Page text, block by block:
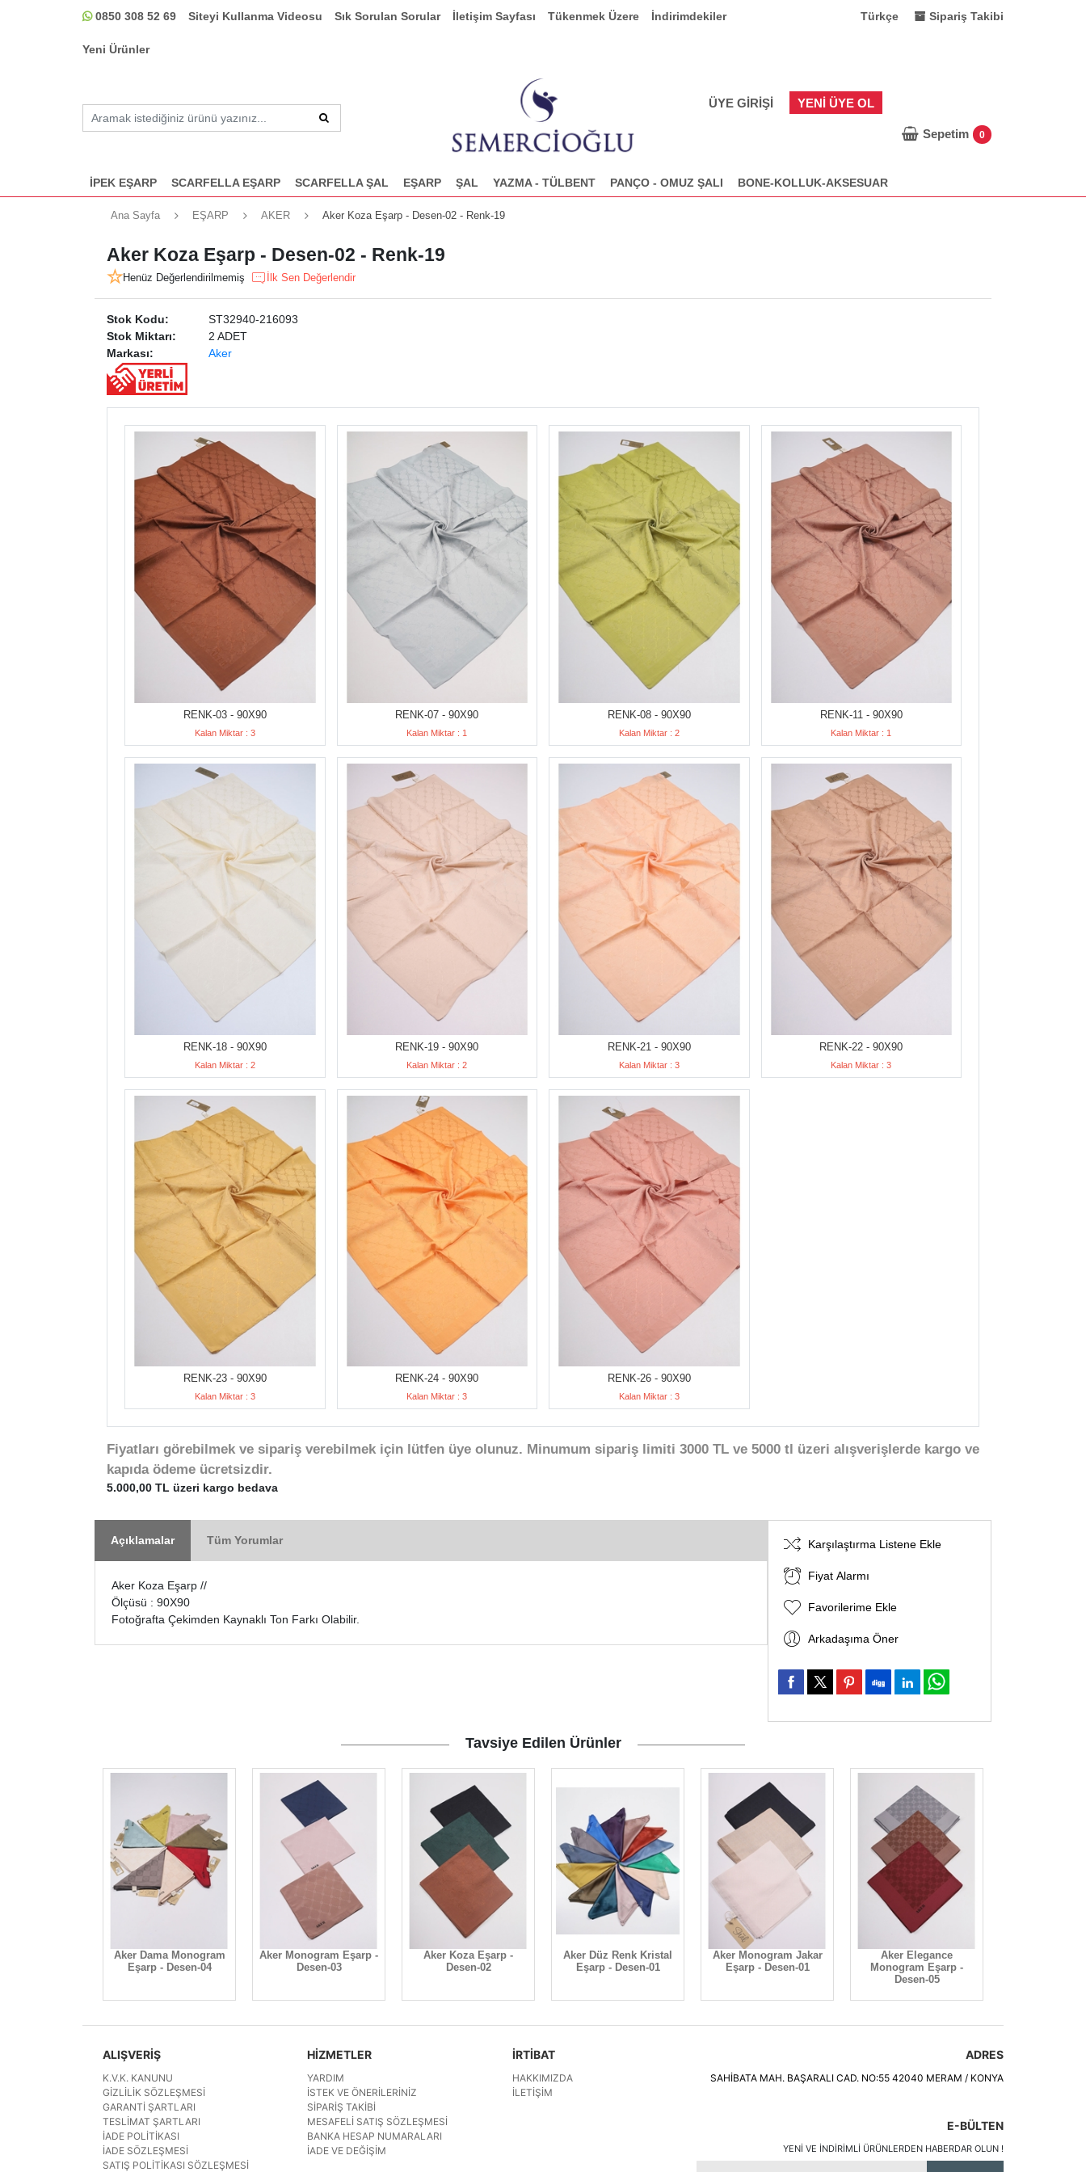
0850 308 52 69 Siteyi Kullanma Videosu Sık Sorulan Sorular İletişim Sayfası Tükenmek Üzere İndirimdekiler
Yeni Ürünler
Sipariş Takibi
Türkçe
ÜYE GIRIŞI YENI ÜYE OL
Sepetim 0
İPEK EŞARP SCARFELLA EŞARP SCARFELLA ŞAL EŞARP ŞAL YAZMA - TÜLBENT PANÇO - OMUZ ŞALI BONE-KOLLUK-AKSESUAR
Ana Sayfa EŞARP AKER Aker Koza Eşarp - Desen-02 - Renk-19
Aker Koza Eşarp - Desen-02 - Renk-19
Henüz Değerlendirilmemiş İlk Sen Değerlendir
Stok Kodu:
ST32940-216093
Stok Miktarı:
2 ADET
Markası:
Aker
RENK-03 - 90X90
Kalan Miktar : 3
RENK-07 - 90X90
Kalan Miktar : 1
RENK-08 - 90X90
Kalan Miktar : 2
RENK-11 - 90X90
Kalan Miktar : 1
RENK-18 - 90X90
Kalan Miktar : 2
RENK-19 - 90X90
Kalan Miktar : 2
RENK-21 - 90X90
Kalan Miktar : 3
RENK-22 - 90X90
Kalan Miktar : 3
RENK-23 - 90X90
Kalan Miktar : 3
RENK-24 - 90X90
Kalan Miktar : 3
RENK-26 - 90X90
Kalan Miktar : 3
Fiyatları görebilmek ve sipariş verebilmek için lütfen üye olunuz. Minumum sipariş limiti 3000 TL ve 5000 tl üzeri alışverişlerde kargo ve
kapıda ödeme ücretsizdir.
5.000,00 TL üzeri kargo bedava
Açıklamalar Tüm Yorumlar
Aker Koza Eşarp //
Ölçüsü : 90X90
Fotoğrafta Çekimden Kaynaklı Ton Farkı Olabilir.
Karşılaştırma Listene Ekle
Fiyat Alarmı
Favorilerime Ekle
Arkadaşıma Öner
Tavsiye Edilen Ürünler
Aker Dama Monogram
Eşarp - Desen-04
Aker Monogram Eşarp -
Desen-03
Aker Koza Eşarp -
Desen-02
Aker Düz Renk Kristal
Eşarp - Desen-01
Aker Monogram Jakar
Eşarp - Desen-01
Aker Elegance
Monogram Eşarp -
Desen-05
ALIŞVERİŞ
K.V.K. KANUNU
GIZLILIK SÖZLEŞMESI
GARANTI ŞARTLARI
TESLIMAT ŞARTLARI
İADE POLITIKASI
İADE SÖZLEŞMESI
SATIŞ POLITIKASI SÖZLEŞMESI
HİZMETLER
YARDIM
İSTEK VE ÖNERILERINIZ
SIPARIŞ TAKIBI
MESAFELI SATIŞ SÖZLEŞMESI
BANKA HESAP NUMARALARI
İADE VE DEĞIŞIM
İRTİBAT
HAKKIMIZDA
İLETIŞIM
ADRES
SAHİBATA MAH. BAŞARALI CAD. NO:55 42040 MERAM / KONYA
E-BÜLTEN
YENI VE INDIRIMLI ÜRÜNLERDEN HABERDAR OLUN !